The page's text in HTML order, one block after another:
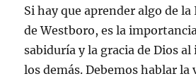
Si hay que aprender algo de
de Westboro, es la
sabiduría y la gracia de Dios
los demás. Debemos hablar la